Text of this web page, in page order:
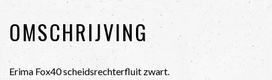
OMSCHRIJVING
Erima Fox40 scheidsrechterfluit zwart.